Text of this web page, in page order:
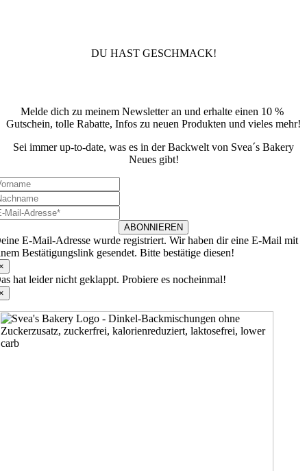
DU HAST GESCHMACK!
Melde dich zu meinem Newsletter an und erhalte einen 10 %
Gutschein, tolle Rabatte, Infos zu neuen Produkten und vieles mehr!
Sei immer up-to-date, was es in der Backwelt von Svea´s Bakery
Neues gibt!
ABONNIEREN
E-Mail-Adresse wurde registriert. Wir haben dir eine E-Mail mit
Bestätigungslink gesendet. Bitte bestätige diesen!
hat leider nicht geklappt. Probiere es nocheinmal!